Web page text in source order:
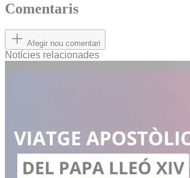
Comentaris
Afegir nou comentari
Notícies relacionades